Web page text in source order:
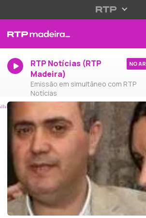
RTP Notícias (RTP
Madeira)
Emissão em simultâneo com RTP
Notícias
NO AR